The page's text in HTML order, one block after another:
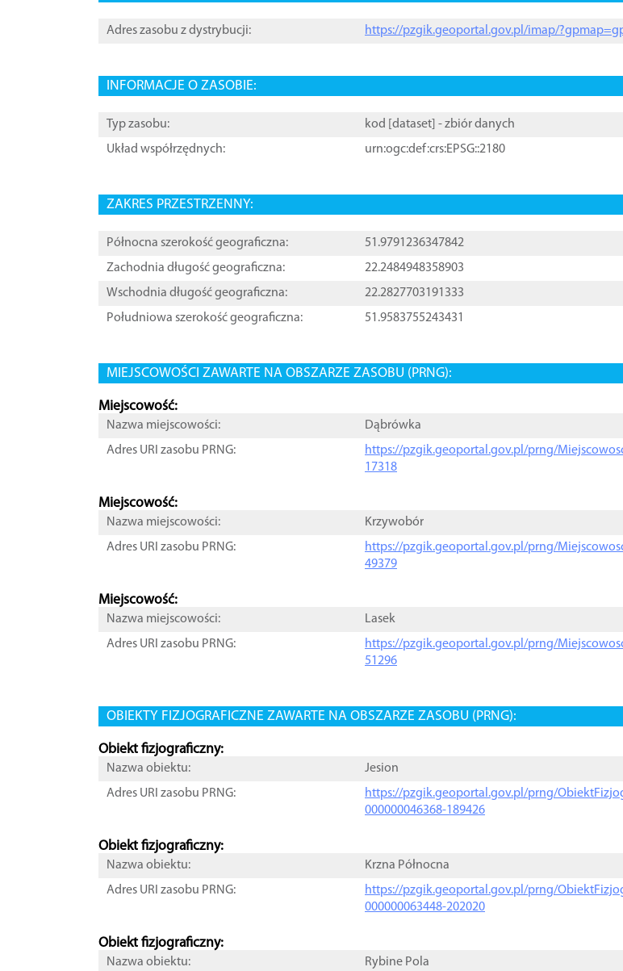
Adres zasobu z dystrybucji: https://pzgik.geoportal.gov.pl/imap/
INFORMACJE O ZASOBIE:
Typ zasobu: kod [ dataset ] - zbiór danych
Układ współrzędnych:
urn:ogc:def:crs:EPSG::2180
ZAKRES PRZESTRZENNY:
Północna szerokość geograficzna:
51.9791236347842
Zachodnia długość geograficzna:
22.2484948358903
Wschodnia długość geograficzna:
22.2827703191333
Południowa szerokość geograficzna:
51.9583755243431
MIEJSCOWOŚCI ZAWARTE NA OBSZARZE ZASOBU (PRNG):
Miejscowość:
Nazwa miejscowości:
Dąbrówka
Adres URI zasobu PRNG:
https://pzgik.geoportal.gov.pl/prng/
17318
Miejscowość:
Nazwa miejscowości:
Krzywobór
Adres URI zasobu PRNG:
https://pzgik.geoportal.gov.pl/prng/
49379
Miejscowość:
Nazwa miejscowości:
Lasek
Adres URI zasobu PRNG:
https://pzgik.geoportal.gov.pl/prng/
51296
OBIEKTY FIZJOGRAFICZNE ZAWARTE NA OBSZARZE ZASOBU (PRNG):
Obiekt fizjograficzny:
Nazwa obiektu:
Jesion
Adres URI zasobu PRNG:
https://pzgik.geoportal.gov.pl/prng/
000000046368-189426
Obiekt fizjograficzny:
Nazwa obiektu:
Krzna Północna
Adres URI zasobu PRNG:
https://pzgik.geoportal.gov.pl/prng/
000000063448-202020
Obiekt fizjograficzny:
Nazwa obiektu:
Rybine Pola